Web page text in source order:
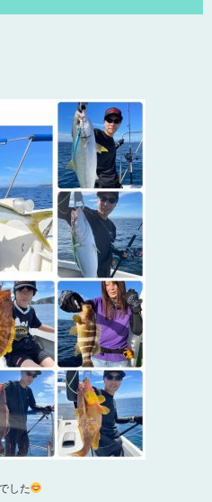
した